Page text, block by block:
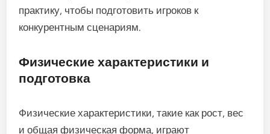
практику, чтобы подготовить игроков к
конкурентным сценариям.
Физические характеристики и
подготовка
Физические характеристики, такие как рост, вес
и общая физическая форма, играют